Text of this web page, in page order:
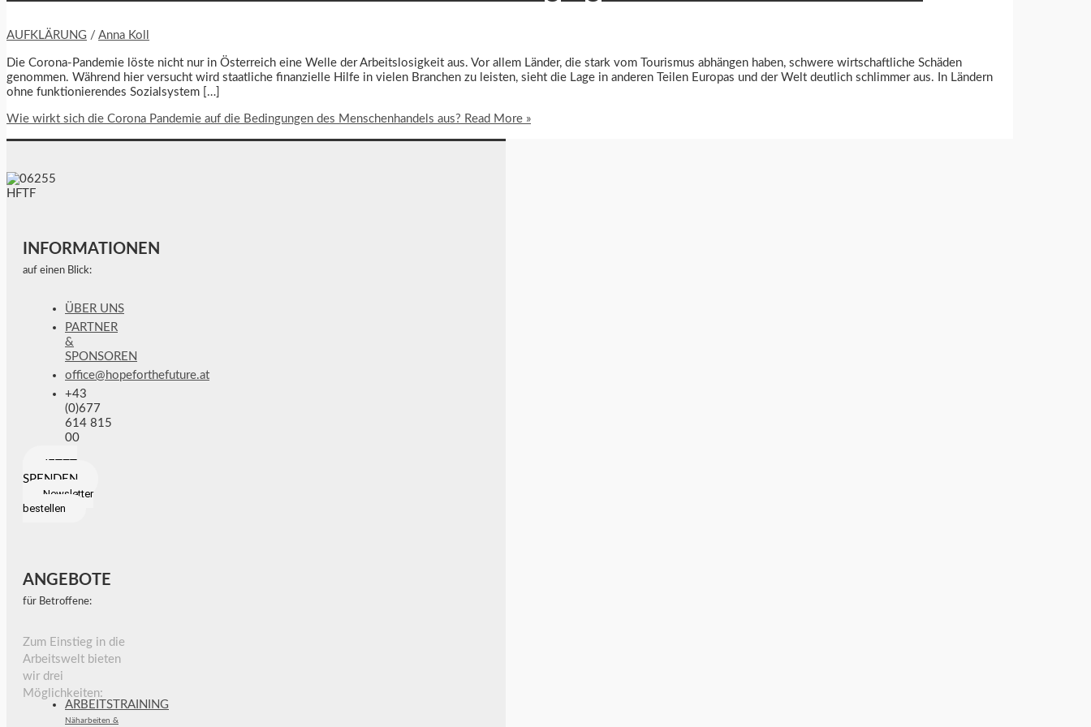
AUFKLÄRUNG / Anna Koll
Die Corona-Pandemie löste nicht nur in Österreich eine Welle der Arbeitslosigkeit aus. Vor allem Länder, die stark vom Tourismus abhängen haben, schwere wirtschaftliche Schäden
genommen. Während hier versucht wird staatliche finanzielle Hilfe in vielen Branchen zu leisten, sieht die Lage in anderen Teilen Europas und der Welt deutlich schlimmer aus. In Ländern
ohne funktionierendes Sozialsystem […]
Wie wirkt sich die Corona Pandemie auf die Bedingungen des Menschenhandels aus? Read More »
INFORMATIONEN
auf einen Blick:
ÜBER UNS
PARTNER
&
SPONSOREN
office@hopeforthefuture.at
+43
(0)677
614 815
00
SPENDEN
Newsletter
bestellen
ANGEBOTE
für Betroffene:
Zum Einstieg in die
Arbeitswelt bieten
wir drei
Möglichkeiten:
ARBEITSTRAINING
Näharbeiten &